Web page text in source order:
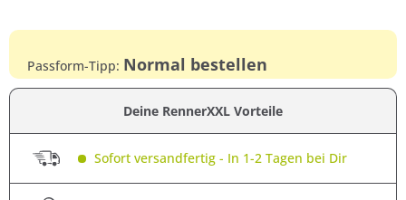
Passform-Tipp: Normal bestellen
Deine RennerXXL Vorteile
Sofort versandfertig - In 1-2 Tagen bei Dir